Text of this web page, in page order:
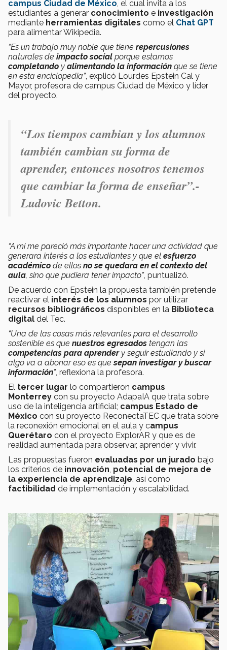
campus Ciudad de México, el cual invita a los
estudiantes a generar conocimiento e investigación
mediante herramientas digitales como el Chat GPT
para alimentar Wikipedia.
“Es un trabajo muy noble que tiene repercusiones
naturales de impacto social porque estamos
completando y alimentando la información que se tiene
en esta enciclopedia”, explicó Lourdes Epstein Cal y
Mayor, profesora de campus Ciudad de México y líder
del proyecto.
“Los tiempos cambian y los alumnos
también cambian su forma de
aprender, entonces nosotros tenemos
que cambiar la forma de enseñar”.-
Ludovic Betton.
“A mime pareció más importante hacer una actividad que
generara interés a los estudiantes y que el esfuerzo
académico de ellos no se quedara en el contexto del
aula, sino que pudiera tener impacto”, puntualizó.
De acuerdo con Epstein la propuesta también pretende
reactivar el interés de los alumnos por utilizar
recursos bibliográficos disponibles en la Biblioteca
digital del Tec.
“Una de las cosas más relevantes para el desarrollo
sostenible es que nuestros egresados tengan las
competencias para aprender yseguir estudiando y si
algo va a abonar eso es quesepan investigar y buscar
información”, reflexiona la profesora.
El tercer lugar lo compartieron campus
Monterrey con su proyecto AdapaIA que trata sobre
uso de la inteligencia artificial; campus Estado de
México con su proyecto ReconectaTEC que trata sobre
la reconexión emocional en el aula y campus
Querétaro con el proyecto ExplorAR y que es de
realidad aumentada para observar, aprender y vivir.
Las propuestas fueron evaluadas por un jurado bajo
los criterios de innovación, potencial de mejora de
la experiencia de aprendizaje, así como
factibilidad de implementación y escalabilidad.